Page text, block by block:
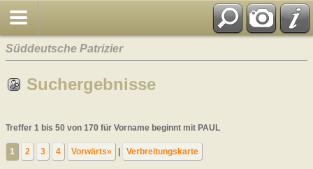
Süddeutsche Patrizier
Suchergebnisse
Treffer 1 bis 50 von 170 für Vorname beginnt mit PAUL
1 2 3 4 Vorwärts» Verbreitungskarte